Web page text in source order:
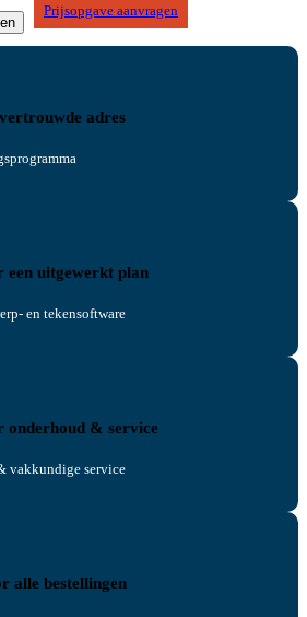
Prijsopgave aanvragen
adres
een uitgewerkt plan
en tekensoftware
onderhoud & service
vakkundige service
alle bestellingen